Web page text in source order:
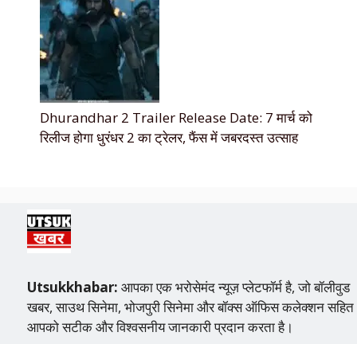
Dhurandhar 2 Trailer Release Date: 7 मार्च को
रिलीज होगा धुरंधर 2 का ट्रेलर, फैंस में जबरदस्त उत्साह
Utsukkhabar: आपका एक भरोसेमंद न्यूज़ प्लेटफॉर्म है, जो बॉलीवुड
खबर, साउथ सिनेमा, भोजपुरी सिनेमा और बॉक्स ऑफिस कलेक्शन सहित
आपको सटीक और विश्वसनीय जानकारी प्रदान करता है।